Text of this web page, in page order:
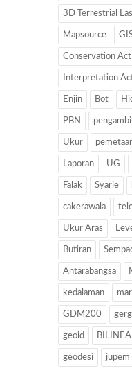
3D Terrestrial
Mapsource
Conservation Act
Interpretation
Enjin Bot
PBN
Ukur
Laporan UG
Falak Syarie
cakerawala
Ukur Aras
Butiran
Antarabangsa
kedalaman
GDM200
geoid
geodesi jupem